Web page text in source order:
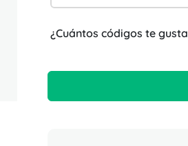
¿Cuántos códigos te